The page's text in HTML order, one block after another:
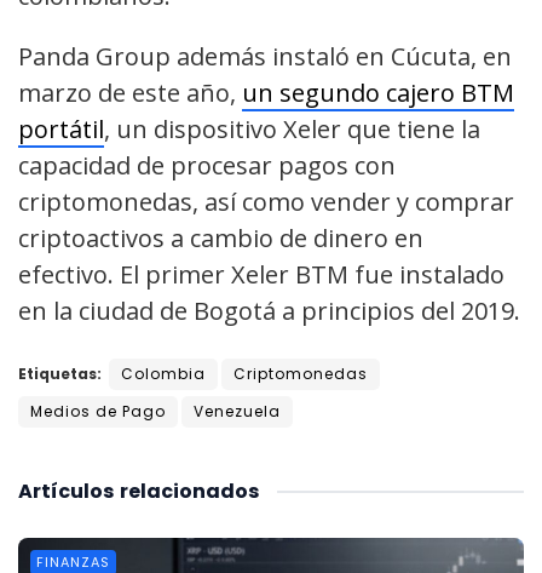
Panda Group además instaló en Cúcuta, en
marzo de este año, un segundo cajero BTM
portátil, un dispositivo Xeler que tiene la
capacidad de procesar pagos con
criptomonedas, así como vender y comprar
criptoactivos a cambio de dinero en
efectivo. El primer Xeler BTM fue instalado
en la ciudad de Bogotá a principios del 2019.
Etiquetas: Colombia
Criptomonedas
Medios de Pago
Venezuela
relacionados
Artículos
FINANZAS